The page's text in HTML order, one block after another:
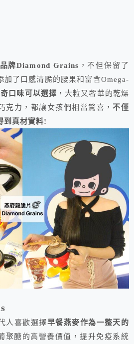
牌Diamond Grains ，不但保留了
加了口感清脆的腰果和富含Omega-
口味可以選擇 ，大粒又奢華的乾燥
克力，都讓女孩們相當驚喜，不僅
到真材實料!
人喜歡選擇早餐燕麥作為一整天的
聚醣的高營養價值，提升免疫系統